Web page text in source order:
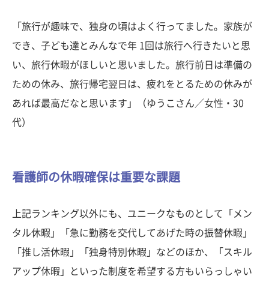
「旅行が趣味で、独身の頃はよく行ってました。家族が
でき、子ども達とみんなで年 1回は旅行へ行きたいと思
い、旅行休暇がほしいと思いました。旅行前日は準備の
ための休み、旅行帰宅翌日は、疲れをとるための休みが
あれば最高だなと思います」（ゆうこさん／女性・30
代）
看護師の休暇確保は重要な課題
上記ランキング以外にも、ユニークなものとして「メン
タル休暇」「急に勤務を交代してあげた時の振替休暇」
「推し活休暇」「独身特別休暇」などのほか、「スキル
アップ休暇」といった制度を希望する方もいらっしゃい